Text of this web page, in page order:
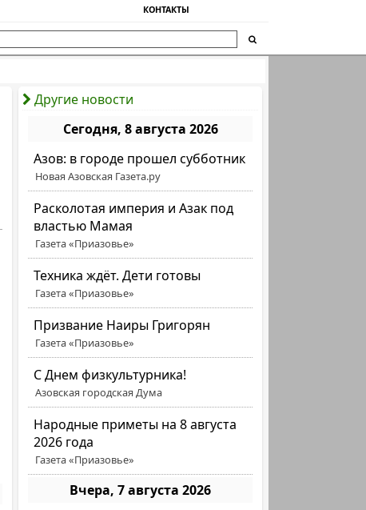
КОНТАКТЫ
Другие новости
Сегодня, 8 августа 2026
Азов: в городе прошел субботник
Новая Азовская Газета.ру
Расколотая империя и Азак под
властью Мамая
Газета «Приазовье»
Техника ждёт. Дети готовы
Газета «Приазовье»
Призвание Наиры Григорян
Газета «Приазовье»
C Днем физкультурника!
Азовская городская Дума
Народные приметы на 8 августа
2026 года
Газета «Приазовье»
Вчера, 7 августа 2026